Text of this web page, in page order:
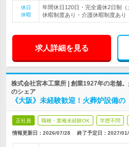
休日
休暇
年間休日120日・完全週休2日制
休暇制度あり・介護休暇制度あり
求人詳細を見る
株式会社宮本工業所 | 創業1927年の老舗
のシェア
《大阪》未経験歓迎！火葬炉設備の
正社員 職種・業種未経験OK 学歴不問
情報更新日：2026/07/28 終了予定日： 2027/